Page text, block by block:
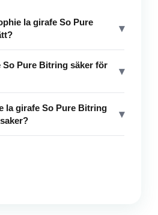
la girafe So Pure
▾
So Pure Bitring säker för
▾
la girafe So Pure Bitring
▾